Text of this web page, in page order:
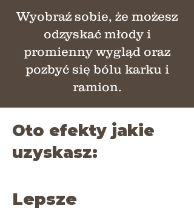
Wyobraź sobie, że możesz
odzyskać młody i
promienny wygląd oraz
pozbyć się bólu karku i
ramion.
Oto efekty jakie
uzyskasz:
Lepsze